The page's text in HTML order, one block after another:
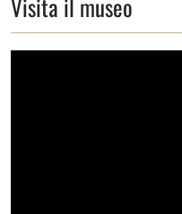
Visita il museo